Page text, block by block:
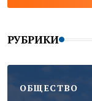
РУБРИКИ
ОБЩЕСТВО